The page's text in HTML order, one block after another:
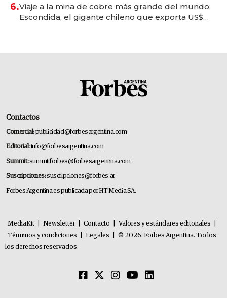
6.Viaje a la mina de cobre más grande del mundo:
Escondida, el gigante chileno que exporta US$
Contactos
Comercial:publicidad@forbesargentina.com
Editorial:info@forbesargentina.com
Summit:summitforbes@forbesargentina.com
Suscripciones:suscripciones@forbes.ar
Forbes Argentina es publicada por HT Media SA.
MediaKit Newsletter Contacto Valores y estándares editoriales
Términos y condiciones
Legales
© 2026. Forbes Argentina. Todos
los derechos reservados.